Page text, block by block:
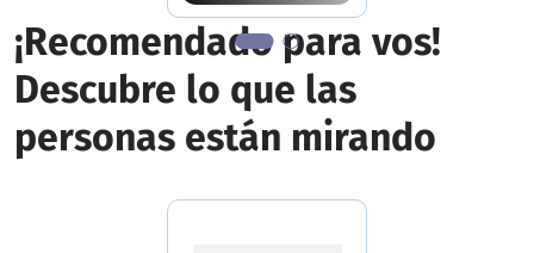
¡Recomendado para vos!
Descubre lo que las
personas están mirando